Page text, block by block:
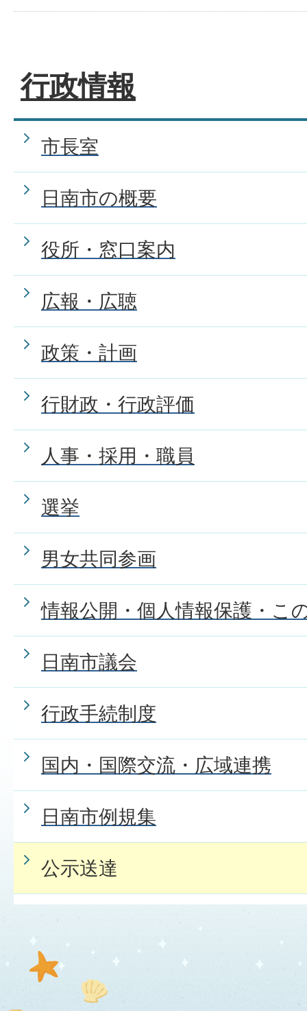
行政情報
市長室
日南市の概要
役所・窓口案内
広報・広聴
政策・計画
行財政・行政評価
人事・採用・職員
選挙
男女共同参画
情報公開・個人情報保護・こ
日南市議会
行政手続制度
国内・国際交流・広域連携
日南市例規集
公示送達